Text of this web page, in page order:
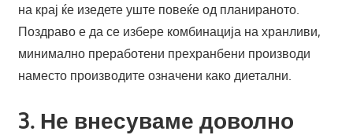
на крај ќе изедете уште повеќе од планираното.
Поздраво е да се избере комбинација на хранливи,
минимално преработени прехранбени производи
наместо производите означени како диетални.
3. Не внесуваме доволно